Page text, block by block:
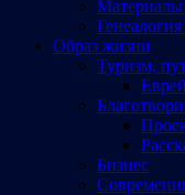
Материалы
Образ жизни
Туризм,
Бизнес